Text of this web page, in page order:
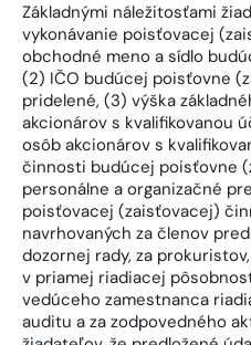
Základnými náležitosťami
vykonávanie poisťovacej
obchodné meno a sídlo
(2) IČO budúcej poisťovne
pridelené, (3) výška
akcionárov s kvalifikovanou
osôb akcionárov s
činnosti budúcej poisťovne
personálne a organizačné
poisťovacej (zaisťovacej)
navrhovaných za členov
dozornej rady, za
v priamej riadiacej
vedúceho zamestnanca
auditu a za zodpovedného